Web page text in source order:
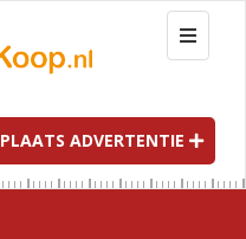
T
o
g
l
e
n
PLAATS ADVERTENTIE